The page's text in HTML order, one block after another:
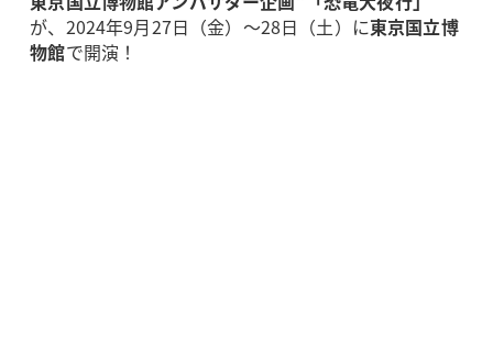
が、2024年9月27日（金）～28日（土）に東京国立博
物館で開演！